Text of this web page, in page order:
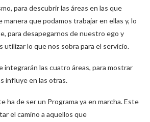
para descubrir las áreas en las que
manera que podamos trabajar en ellas y, lo
para desapegarnos de nuestro ego y
utilizar lo que nos sobra para el servicio.
integrarán las cuatro áreas, para mostrar
influye en las otras.
ha de ser un Programa ya en marcha. Este
el camino a aquellos que